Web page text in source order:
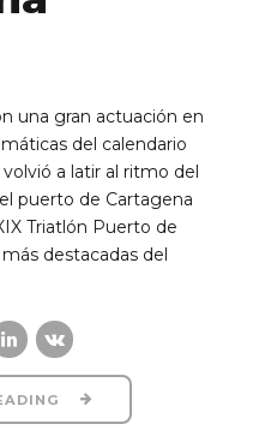
una gran actuación en
del calendario
a latir al ritmo del
puerto de Cartagena
Triatlón Puerto de
destacadas del